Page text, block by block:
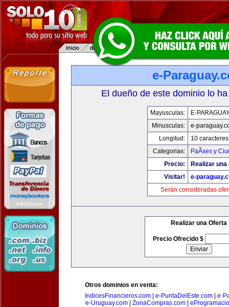
e-
El dueño de este dominio lo
Mayusculas:
E-
Minusculas:
e-
Longitud:
10 caracteres
Categorias:
PaÃ­ses y
Precio:
Realizar
Visitar!
e-
Serán consideradas
Realizar una Oferta
Precio Ofrecido $
Otros dominios en venta:
IndicesFinancieros.com
e-PuntaDelEste.com
e-
e-Uruguay.com
ZonaCompras.com